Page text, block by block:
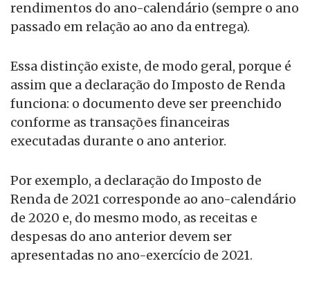
rendimentos do ano-calendário (sempre o ano
passado em relação ao ano da entrega).
Essa distinção existe, de modo geral, porque é
assim que a declaração do Imposto de Renda
funciona: o documento deve ser preenchido
conforme as transações financeiras
executadas durante o ano anterior.
Por exemplo, a declaração do Imposto de
Renda de 2021 corresponde ao ano-calendário
de 2020 e, do mesmo modo, as receitas e
despesas do ano anterior devem ser
apresentadas no ano-exercício de 2021.